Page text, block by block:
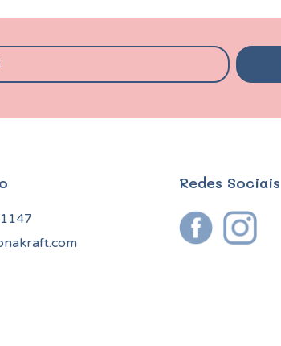
Redes Sociais